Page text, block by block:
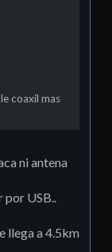
coaxil mas
ni antena
por USB..
llega a 4.5km